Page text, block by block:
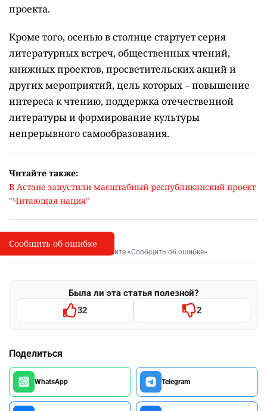
проекта.
Кроме того, осенью в столице стартует серия
литературных встреч, общественных чтений,
книжных проектов, просветительских акций и
других мероприятий, цель которых –повышение
интереса к чтению, поддержка отечественной
литературы и формирование культуры
непрерывного самообразования.
Читайте также:
В Астане запустили масштабный республиканский проект
"Читающая нация"
I
Сообщить об опечатке
Выделите фрагмент и нажмите «Сообщить об ошибке»
Была ли эта статья полезной?
32 2
Поделиться
WhatsApp Telegram
Сообщить об ошибке